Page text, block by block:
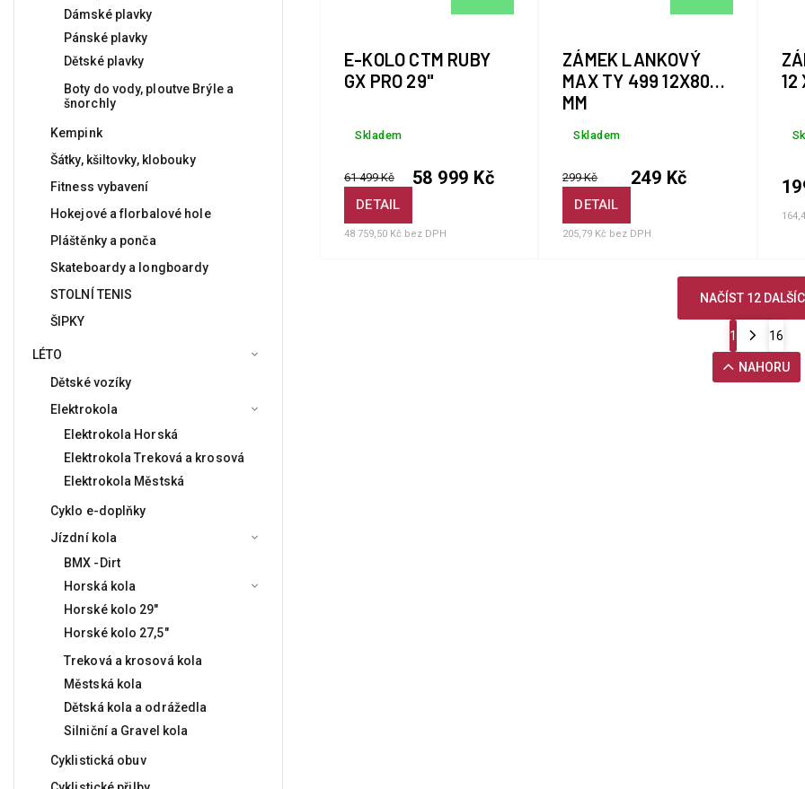
Dámské plavky
Pánské plavky
Dětské plavky
Boty do vody, ploutve Brýle a
šnorchly
Kempink
Šátky, kšiltovky, klobouky
Fitness vybavení
Hokejové a florbalové hole
Pláštěnky a ponča
Skateboardy a longboardy
STOLNÍ TENIS
ŠIPKY
LÉTO
Dětské vozíky
Elektrokola
Elektrokola Horská
Elektrokola Treková a krosová
Elektrokola Městská
Cyklo e-doplňky
Jízdní kola
BMX -Dirt
Horská kola
Horské kolo 29"
Horské kolo 27,5"
Treková a krosová kola
Městská kola
Dětská kola a odrážedla
Silniční a Gravel kola
Cyklistická obuv
E-KOLO CTM RUBY
GX PRO 29"
Skladem
DETAIL
48 759,50 Kč bez DPH
61 499 Kč 58 999 Kč
ZÁMEK LANKOVÝ
MAX TY 499 12X800
MM
Skladem
DETAIL
205,79 Kč bez DPH
299 Kč 249 Kč
12
NAČÍST 12
1 16
NAHORU